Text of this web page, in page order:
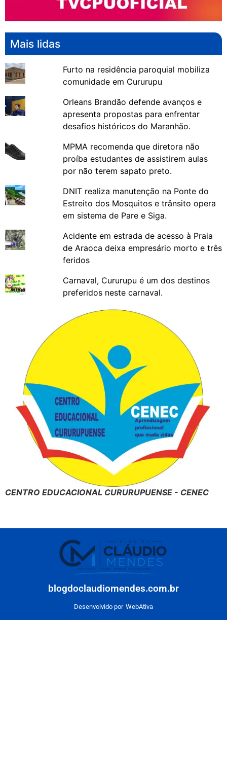
Mais lidas
Furto na residência paroquial mobiliza
comunidade em Cururupu
Orleans Brandão defende avanços e
apresenta propostas para enfrentar
desafios históricos do Maranhão.
MPMA recomenda que diretora não
proíba estudantes de assistirem aulas
por não terem sapato preto.
DNIT realiza manutenção na Ponte do
Estreito dos Mosquitos e trânsito opera
em sistema de Pare e Siga.
Acidente em estrada de acesso à Praia
de Araoca deixa empresário morto e três
feridos
Carnaval, Cururupu é um dos destinos
preferidos neste carnaval.
CENTRO EDUCACIONAL CURURUPUENSE - CENEC
blogdoclaudiomendes.com.br
Desenvolvido por WebAtiva